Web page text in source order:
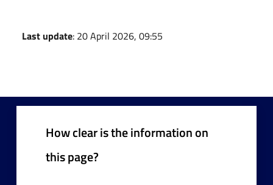
Last update: 20 April 2026, 09:55
How clear is the information on
this page?